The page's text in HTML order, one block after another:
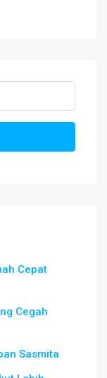
Cepat
Cegah
Sasmita